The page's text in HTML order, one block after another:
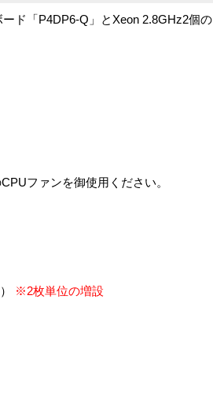
ド「P4DP6-Q」とXeon 2.8GHz2個の
ファンを御使用ください。
※2枚単位の増設